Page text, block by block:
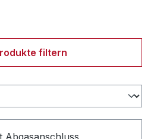
filtern